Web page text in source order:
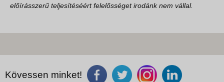
előírásszerű teljesítéséért felelősséget irodánk nem vállal.
Kövessen minket!